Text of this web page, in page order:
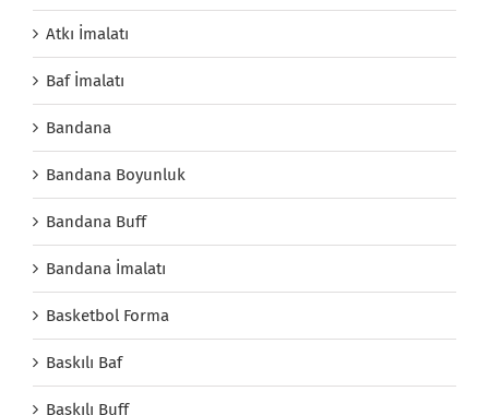
Atkı İmalatı
Baf İmalatı
Bandana
Bandana Boyunluk
Bandana Buff
Bandana İmalatı
Basketbol Forma
Baskılı Baf
Baskılı Buff